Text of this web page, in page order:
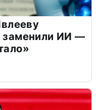
заменили ИИ —